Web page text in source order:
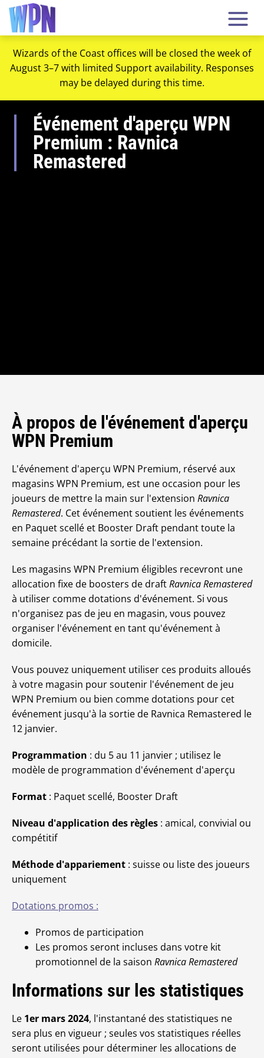
Wizards of the Coast offices will be closed the week of
August 3–7 with limited Support availability. Responses
may be delayed during this time.
Événement d'aperçu WPN
Premium : Ravnica
Remastered
À propos de l'événement d'aperçu
WPN Premium
L'événement d'aperçu WPN Premium, réservé aux
magasins WPN Premium, est une occasion pour les
joueurs de mettre la main sur l'extension Ravnica
Remastered. Cet événement soutient les événements
en Paquet scellé et Booster Draft pendant toute la
semaine précédant la sortie de l'extension.
Les magasins WPN Premium éligibles recevront une
allocation fixe de boosters de draftRavnica Remastered
à utiliser comme dotations d'événement. Si vous
n'organisez pas de jeu en magasin, vous pouvez
organiser l'événement en tant qu'événement à
domicile.
Vous pouvez uniquement utiliser ces produits alloués
à votre magasin pour soutenir l'événement de jeu
WPN Premium ou bien comme dotations pour cet
événement jusqu'à la sortie de Ravnica Remastered le
12 janvier.
Programmation : du 5 au 11 janvier ; utilisez le
modèle de programmation d'événement d'aperçu
Format : Paquet scellé, Booster Draft
Niveau d'application des règles : amical, convivial ou
compétitif
Méthode d'appariement : suisse ou liste des joueurs
uniquement
Dotations promos :
Promos de participation
Les promos seront incluses dans votre kit
promotionnel de la saison Ravnica Remastered
Informations sur les statistiques
Le 1er mars 2024, l'instantané des statistiques ne
sera plus en vigueur ; seules vos statistiques réelles
seront utilisées pour déterminer les allocations de